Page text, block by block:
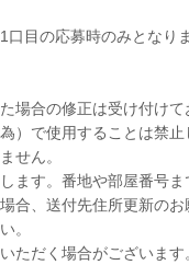
目の応募時のみとなり
場合の修正は受け付けて
）で使用することは禁止
せん。
ます。番地や部屋番号ま
合、送付先住所更新の
。
ただく場合がございます